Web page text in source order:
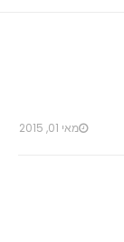
מאי 01, 2015